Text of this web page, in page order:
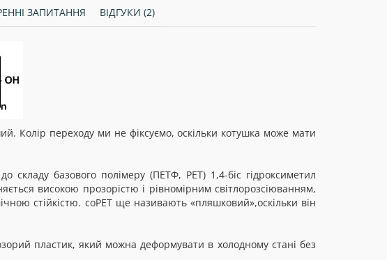
ЗАПИТАННЯ ВІДГУКИ (2)
Колір переходу ми не фіксуємо, оскільки котушка може мати
складу базового полімеру (ПЕТФ, PET) 1,4-біс гідроксиметил
високою прозорістю і рівномірним світлорозсіюванням,
стійкістю. coPET ще називають «пляшковий»,оскільки він
пластик, який можна деформувати в холодному стані без